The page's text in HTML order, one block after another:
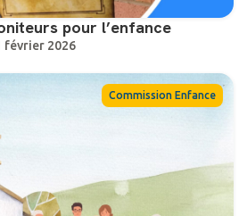
pour l’enfance
février 2026
Commission Enfance